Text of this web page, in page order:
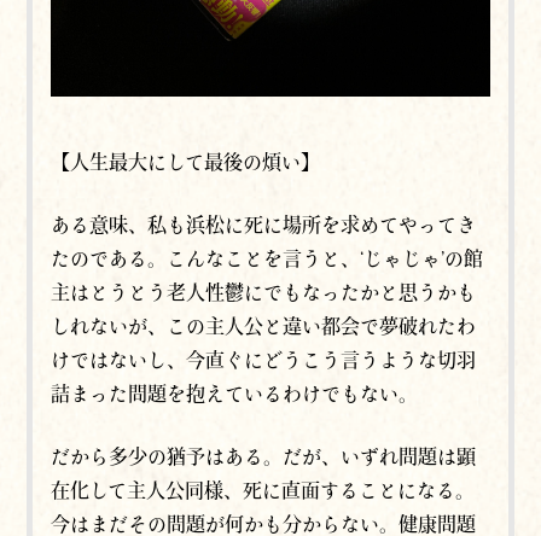
【人生最大にして最後の煩い】
ある意味、私も浜松に死に場所を求めてやってき
たのである。こんなことを言うと、‘じゃじゃ’の館
主は とうとう老人性鬱にでもなったかと思うかも
しれないが、この主人公と違い都会で夢破れたわ
けではないし、今直ぐにどうこう言うような切羽
詰まった問題を抱えているわけでもない。
だから多少の猶予はある。だが、いずれ問題は顕
在化して主人公同様、死に直面することになる。
今はまだその問題が何かも分からない。健康問題